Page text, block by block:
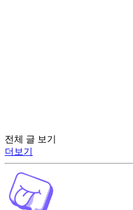
전체 글 보기
더보기